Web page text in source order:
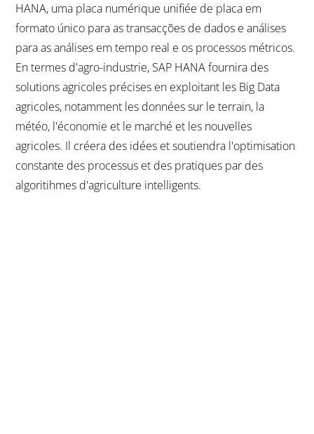
HANA, uma placa numérique unifiée de placa em
formato único para as transacções de dados e análises
para as análises em tempo real e os processos métricos.
En termes d'agro-industrie, SAP HANA fournira des
solutions agricoles précises en exploitant les Big Data
agricoles, notamment les données sur le terrain, la
météo, l'économie et le marché et les nouvelles
agricoles. Il créera des idées et soutiendra l'optimisation
constante des processus et des pratiques par des
algoritihmes d'agriculture intelligents.